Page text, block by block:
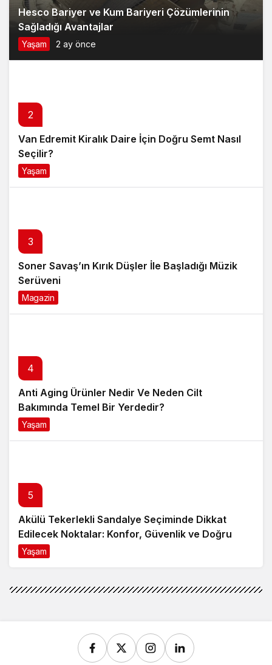
Hesco Bariyer ve Kum Bariyeri Çözümlerinin
Sağladığı Avantajlar
Yaşam 2 ay önce
2
Van Edremit Kiralık Daire İçin Doğru Semt Nasıl
Seçilir?
Yaşam
3
Soner Savaş’ın Kırık Düşler İle Başladığı Müzik
Serüveni
Magazin
4
Anti Aging Ürünler Nedir Ve Neden Cilt
Bakımında Temel Bir Yerdedir?
Yaşam
5
Akülü Tekerlekli Sandalye Seçiminde Dikkat
Edilecek Noktalar: Konfor, Güvenlik ve Doğru
Model Tercihi
Yaşam